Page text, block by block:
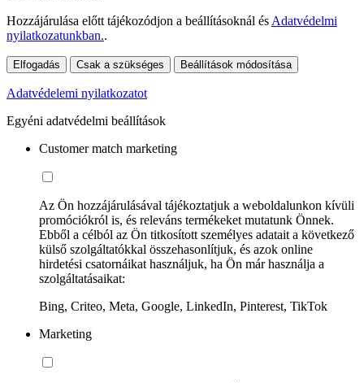
Hozzájárulása előtt tájékozódjon a beállításoknál és Adatvédelmi
nyilatkozatunkban..
Elfogadás Csak a szükséges Beállítások módosítása
Adatvédelemi nyilatkozatot
Egyéni adatvédelmi beállítások
Customer match marketing
Az Ön hozzájárulásával tájékoztatjuk a weboldalunkon kívüli
promóciókról is, és releváns termékeket mutatunk Önnek.
Ebből a célból az Ön titkosított személyes adatait a következő
külső szolgáltatókkal összehasonlítjuk, és azok online
hirdetési csatornáikat használjuk, ha Ön már használja a
szolgáltatásaikat:
Bing, Criteo, Meta, Google, LinkedIn, Pinterest, TikTok
Marketing